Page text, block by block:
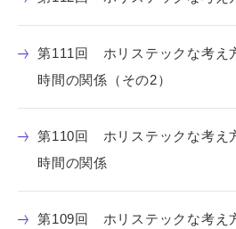
第111回 ホリステックな考え
時間の関係（その2）
第110回 ホリステックな考え
時間の関係
第109回 ホリステックな考え